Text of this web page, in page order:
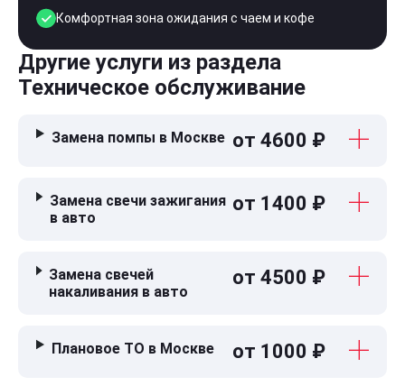
Комфортная зона ожидания с чаем и кофе
Другие услуги из раздела
Техническое обслуживание
Замена помпы в Москве от 4600 ₽
Замена свечи зажигания
в авто
от 1400 ₽
Замена свечей
накаливания в авто
от 4500 ₽
Плановое ТО в Москве от 1000 ₽